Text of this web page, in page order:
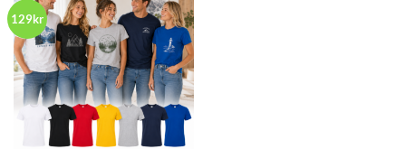
129kr